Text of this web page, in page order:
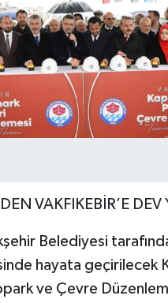
VAKFIKEBİR’E DEV
Belediyesi
hayata geçirilecek
ve Çevre